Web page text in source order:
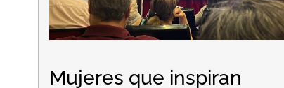
Mujeres que inspiran